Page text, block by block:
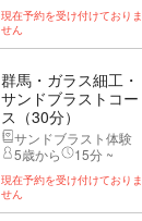
現在予約を受け付けておりま
せん
群馬・ガラス細工・
サンドブラストコー
ス（30分）
サンドブラスト体験
5歳から
15分 ~
現在予約を受け付けておりま
せん